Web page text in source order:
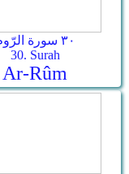
٣٠ سورة الرّوم
30. Surah
Ar-­Rûm